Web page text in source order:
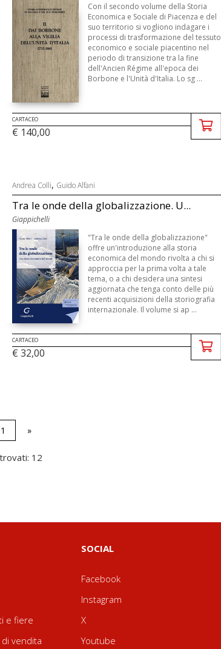
Con il secondo volume della Storia
Economica e Sociale di Piacenza e del
suo territorio si vogliono indagare i
processi di trasformazione del tessuto
economico e sociale piacentino nel
periodo di transizione tra la fine
dell'Ancien Régime all'epoca dei
Borbone e l'Unità d'Italia. Lo sg ...
CARTACEO
€ 140,00
Andrea Colli, Guido Alfani
Tra le onde della globalizzazione. U...
Giappichelli
"Tra le onde della globalizzazione"
offre un'introduzione alla storia
economica del mondo rivolta a chi si
approccia per la prima volta a tale
tema, o a chi desidera una sintesi
aggiornata che tenga conto delle più
recenti acquisizioni della storiografia
internazionale. Il volume si ap ...
CARTACEO
€ 32,00
1 »
12
e fiere
vendita
SOCIAL
Facebook
Instagram
X
Youtube